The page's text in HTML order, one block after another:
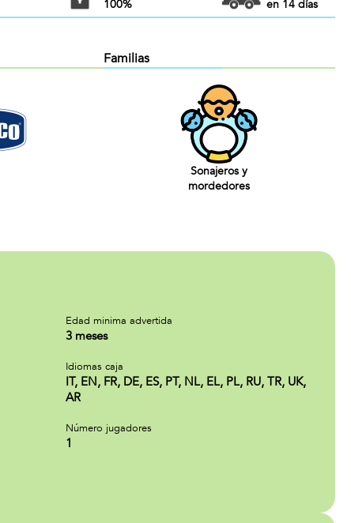
100%
en 14 días
Familias
Sonajeros y
mordedores
Edad minima advertida
3 meses
Idiomas caja
IT, EN, FR, DE, ES, PT, NL, EL, PL, RU, TR, UK,
AR
Número jugadores
1